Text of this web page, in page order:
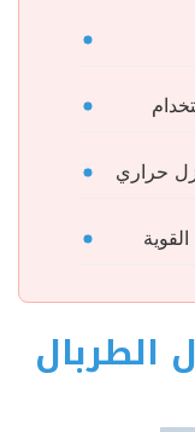
حراري
الطربال